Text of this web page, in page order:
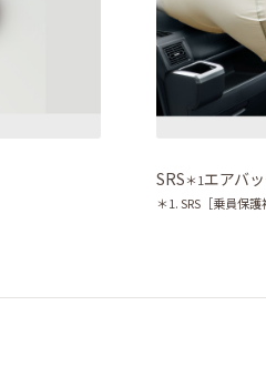
SRS＊1エアバ
＊1. SRS［乗員保